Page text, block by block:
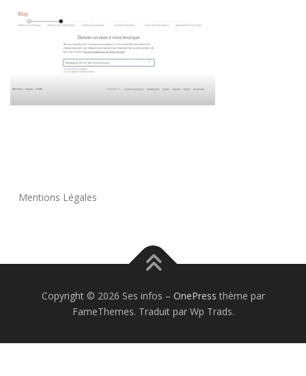
Mentions Légales
Copyright © 2026 Ses infos – OnePress thème par
FameThemes. Traduit par Wp Trads.